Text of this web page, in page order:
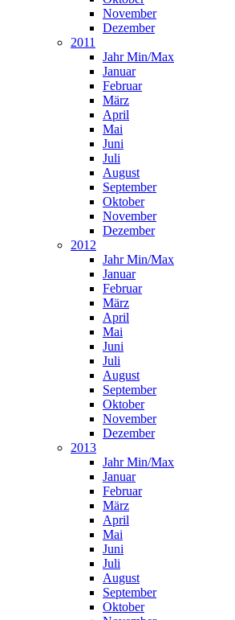
November
Dezember
2011
Jahr Min/Max
Januar
Februar
März
April
Mai
Juni
Juli
August
September
Oktober
November
Dezember
2012
Jahr Min/Max
Januar
Februar
März
April
Mai
Juni
Juli
August
September
Oktober
November
Dezember
2013
Jahr Min/Max
Januar
Februar
März
April
Mai
Juni
Juli
August
September
Oktober